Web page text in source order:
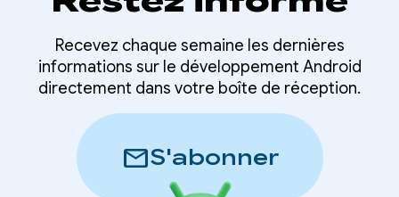
Recevez chaque semaine les dernières
informations sur le développement Android
directement dans votre boîte de réception.
mailS'abonner